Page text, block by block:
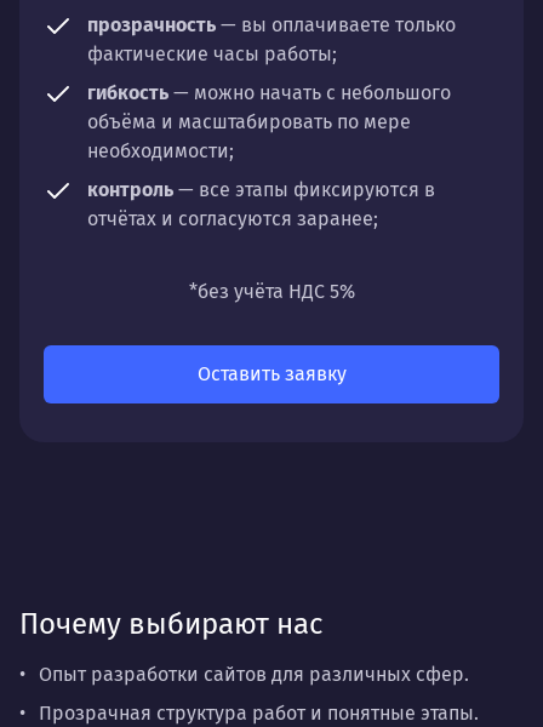
прозрачность — вы оплачиваете только
фактические часы работы;
гибкость — можно начать с небольшого
объёма и масштабировать по мере
необходимости;
контроль — все этапы фиксируются в
отчётах и согласуются заранее;
направлений: стратегии, настройки,
*без учёта НДС 5%
Оставить заявку
Почему выбирают нас
Опыт разработки сайтов для различных сфер.
Прозрачная структура работ и понятные этапы.